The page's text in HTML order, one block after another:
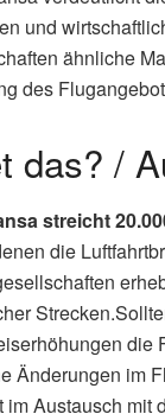
und
ähnliche
des
das? /
streicht
die
Änderungen im
Austausch mit